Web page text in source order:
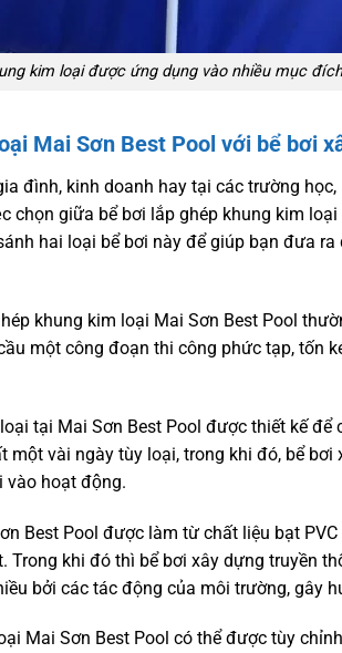
kim loại được ứng dụng vào nhiều mục
Mai Sơn Best Pool với bể bơi
đình, kinh doanh hay tại các trường
giữa bể bơi lắp ghép khung kim
hai loại bể bơi này để giúp bạn đưa
khung kim loại Mai Sơn Best Pool
một công đoạn thi công phức tạp, tốn
tại Mai Sơn Best Pool được thiết kế
vài ngày tùy loại, trong khi đó, bể
vào hoạt động.
Best Pool được làm từ chất liệu bạt
khi đó thì bể bơi xây dựng truyền
bởi các tác động của môi trường, gây
Mai Sơn Best Pool có thể được tùy